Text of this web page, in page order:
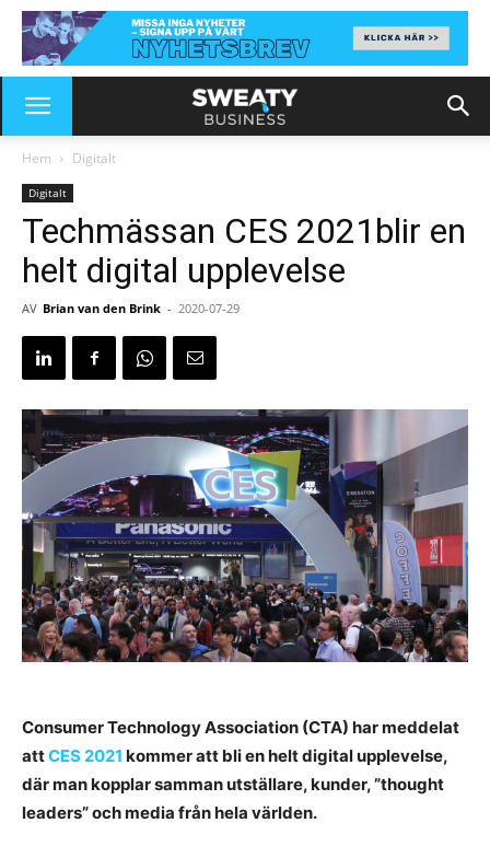
Hem Digitalt
Digitalt
Techmässan CES 2021blir en
helt digital upplevelse
AV Brian van den Brink - 2020-07-29
Consumer Technology Association (CTA) har meddelat
attCES 2021 kommer att bli en helt digital upplevelse,
där man kopplar samman utställare, kunder, ”thought
leaders” och media från hela världen.